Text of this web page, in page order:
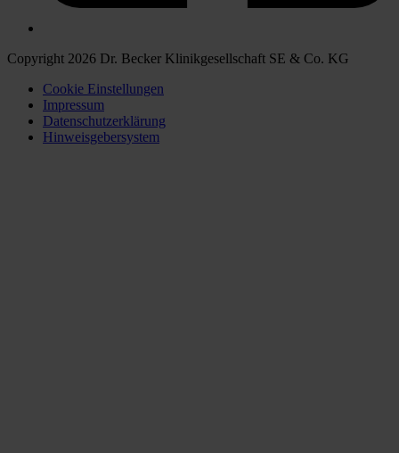
Copyright 2026 Dr. Becker Klinikgesellschaft SE & Co. KG
Cookie Einstellungen
Impressum
Datenschutzerklärung
Hinweisgebersystem